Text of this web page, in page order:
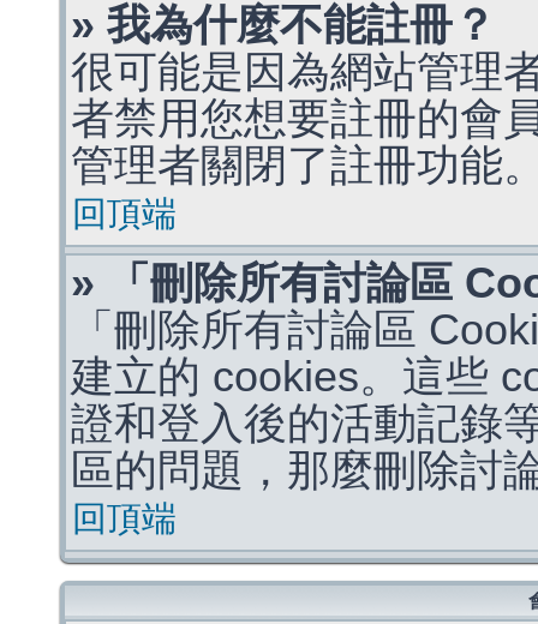
» 我為什麼不能註冊？
很可能是因為網站管理
者禁用您想要註冊的會
管理者關閉了註冊功能
回頂端
» 「刪除所有討論區
「刪除所有討論區
建立的 cookies。這些
證和登入後的活動記錄
區的問題，那麼刪除討
回頂端